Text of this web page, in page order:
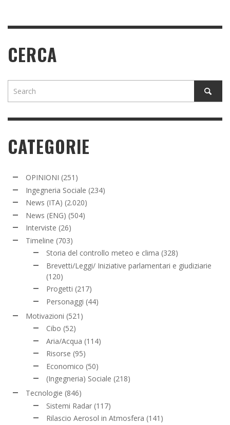
CERCA
CATEGORIE
OPINIONI (251)
Ingegneria Sociale (234)
News (ITA) (2.020)
News (ENG) (504)
Interviste (26)
Timeline (703)
Storia del controllo meteo e clima (328)
Brevetti/Leggi/ Iniziative parlamentari e giudiziarie
(120)
Progetti (217)
Personaggi (44)
Motivazioni (521)
Cibo (52)
Aria/Acqua (114)
Risorse (95)
Economico (50)
(Ingegneria) Sociale (218)
Tecnologie (846)
Sistemi Radar (117)
Rilascio Aerosol in Atmosfera (141)